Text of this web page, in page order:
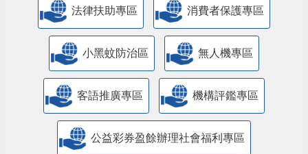
法律扶助專區 消費者保護專區
小黑蚊防治區 無人機專區
客語推廣專區 機構評鑑專區
公益彩券盈餘辦理社會福利專區